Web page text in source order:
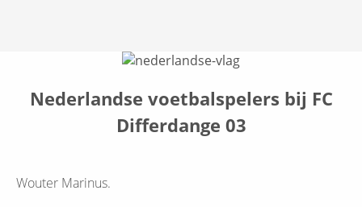
Nederlandse voetbalspelers bij FC
Differdange 03
Wouter Marinus.